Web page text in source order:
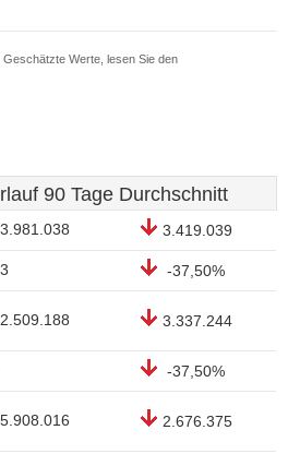
Werte, lesen Sie den
90 Tage Durchschnitt
3.419.039
-37,50%
3.337.244
-37,50%
2.676.375